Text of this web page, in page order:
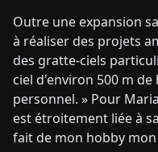
Outre une expansion
à réaliser des projets
des gratte-ciels
ciel d'environ 500 m
personnel. » Pour
est étroitement liée à
fait de mon hobby